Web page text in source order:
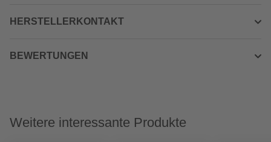
HERSTELLERKONTAKT
BEWERTUNGEN
Weitere interessante Produkte